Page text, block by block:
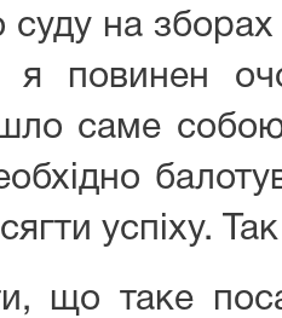
суду на
я повинен
саме
успіху.
що таке